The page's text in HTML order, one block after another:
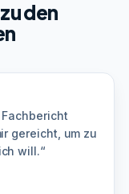
den
gereicht, um zu
will.“